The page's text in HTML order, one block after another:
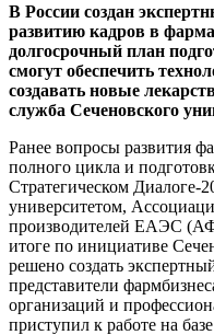
В России создан
развитию кадров в
долгосрочный план
смогут обеспечить
создавать новые
служба Сеченовского
Ранее вопросы развития
полного цикла и
Стратегическом Диалоге-
университетом,
производителей ЕАЭС
итоге по инициативе
решено создать
представители
организаций и
приступил к работе на